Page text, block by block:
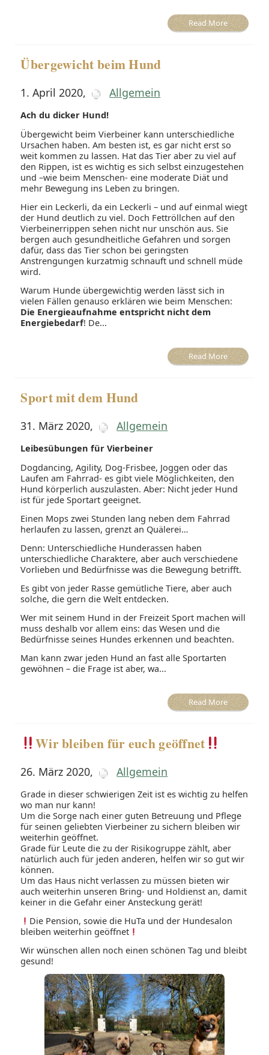
Read More
Übergewicht beim Hund
1. April 2020, Allgemein
Ach du dicker Hund!
Übergewicht beim Vierbeiner kann unterschiedliche
Ursachen haben. Am besten ist, es gar nicht erst so
weit kommen zu lassen. Hat das Tier aber zu viel auf
den Rippen, ist es wichtig es sich selbst einzugestehen
und –wie beim Menschen- eine moderate Diät und
mehr Bewegung ins Leben zu bringen.
Hier ein Leckerli, da ein Leckerli – und auf einmal wiegt
der Hund deutlich zu viel. Doch Fettröllchen auf den
Vierbeinerrippen sehen nicht nur unschön aus. Sie
bergen auch gesundheitliche Gefahren und sorgen
dafür, dass das Tier schon bei geringsten
Anstrengungen kurzatmig schnauft und schnell müde
wird.
Warum Hunde übergewichtig werden lässt sich in
vielen Fällen genauso erklären wie beim Menschen:
Die Energieaufnahme entspricht nicht dem
Energiebedarf! De...
Read More
Sport mit dem Hund
31. März 2020, Allgemein
Leibesübungen für Vierbeiner
Dogdancing, Agility, Dog-Frisbee, Joggen oder das
Laufen am Fahrrad- es gibt viele Möglichkeiten, den
Hund körperlich auszulasten. Aber: Nicht jeder Hund
ist für jede Sportart geeignet.
Einen Mops zwei Stunden lang neben dem Fahrrad
herlaufen zu lassen, grenzt an Quälerei…
Denn: Unterschiedliche Hunderassen haben
unterschiedliche Charaktere, aber auch verschiedene
Vorlieben und Bedürfnisse was die Bewegung betrifft.
Es gibt von jeder Rasse gemütliche Tiere, aber auch
solche, die gern die Welt entdecken.
Wer mit seinem Hund in der Freizeit Sport machen will
muss deshalb vor allem eins: das Wesen und die
Bedürfnisse seines Hundes erkennen und beachten.
Man kann zwar jeden Hund an fast alle Sportarten
gewöhnen – die Frage ist aber, wa...
Read More
Wir bleiben für euch geöffnet
26. März 2020, Allgemein
Grade in dieser schwierigen Zeit ist es wichtig zu helfen
wo man nur kann!
Um die Sorge nach einer guten Betreuung und Pflege
für seinen geliebten Vierbeiner zu sichern bleiben wir
weiterhin geöffnet.
Grade für Leute die zu der Risikogruppe zählt, aber
natürlich auch für jeden anderen, helfen wir so gut wir
können.
Um das Haus nicht verlassen zu müssen bieten wir
auch weiterhin unseren Bring- und Holdienst an, damit
keiner in die Gefahr einer Ansteckung gerät!
Die Pension, sowie die HuTa und der Hundesalon
bleiben weiterhin geöffnet
Wir wünschen allen noch einen schönen Tag und bleibt
gesund!